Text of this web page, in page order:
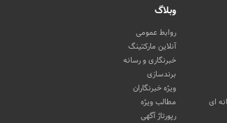
ای
وبلاگ
روابط عمومی
آنلاین مارکتینگ
خبرنگاری و رسانه
برندسازی
ویژه خبرنگاران
مطالب ویژه
رپورتاژ آگهی